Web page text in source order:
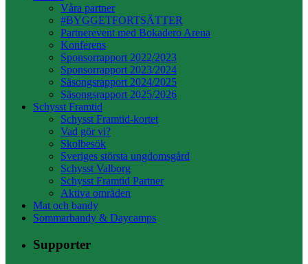
Våra partner
#BYGGETFORTSÄTTER
Partnerevent med Bokadero Arena
Konferens
Sponsorrapport 2022/2023
Sponsorrapport 2023/2024
Säsongsrapport 2024/2025
Säsongsrapport 2025/2026
Schysst Framtid
Schysst Framtid-kortet
Vad gör vi?
Skolbesök
Sveriges största ungdomsgård
Schysst Valborg
Schysst Framtid Partner
Aktiva områden
Mat och bandy
Sommarbandy & Daycamps
Supporter